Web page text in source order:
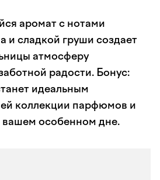
аромат с нотами
и сладкой груши создает
атмосферу
радости. Бонус:
идеальным
коллекции парфюмов и
особенном дне.